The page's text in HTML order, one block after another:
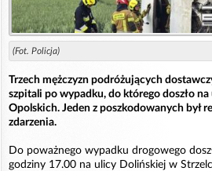
(Fot. Policja)
Trzech mężczyzn podróżujących
szpitali po wypadku, do którego doszło
Opolskich. Jeden z poszkodowanych był
zdarzenia.
Do poważnego wypadku drogowego
godziny 17.00 na ulicy Dolińskiej w